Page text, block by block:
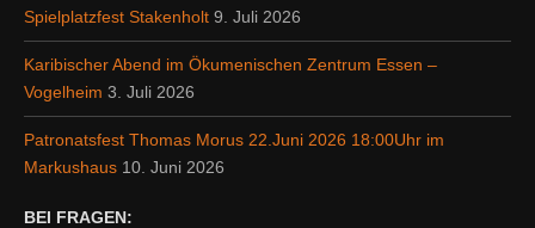
Spielplatzfest Stakenholt 9. Juli 2026
Karibischer Abend im Ökumenischen Zentrum Essen –
Vogelheim 3. Juli 2026
Patronatsfest Thomas Morus 22.Juni 2026 18:00Uhr im
Markushaus 10. Juni 2026
BEI FRAGEN: